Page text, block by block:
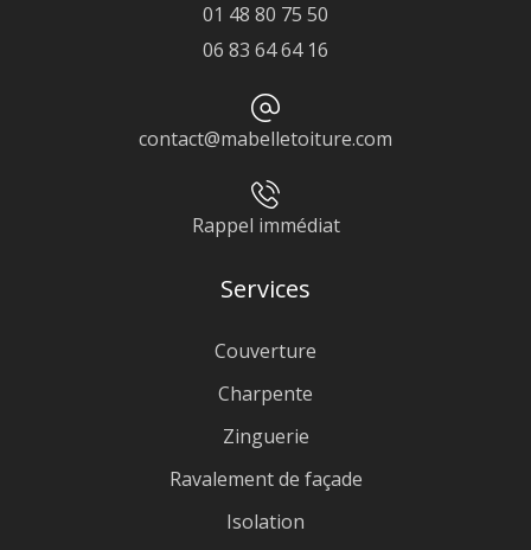
01 48 80 75 50
06 83 64 64 16
contact@mabelletoiture.com
Rappel immédiat
Services
Couverture
Charpente
Zinguerie
Ravalement de façade
Isolation